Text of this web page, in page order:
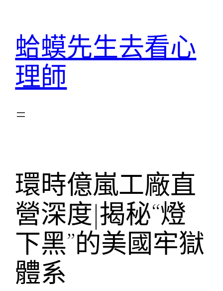
蛤蟆先生去看心
理師
環時億嵐工廠直
營深度|揭秘“燈
下黑”的美國牢獄
體系